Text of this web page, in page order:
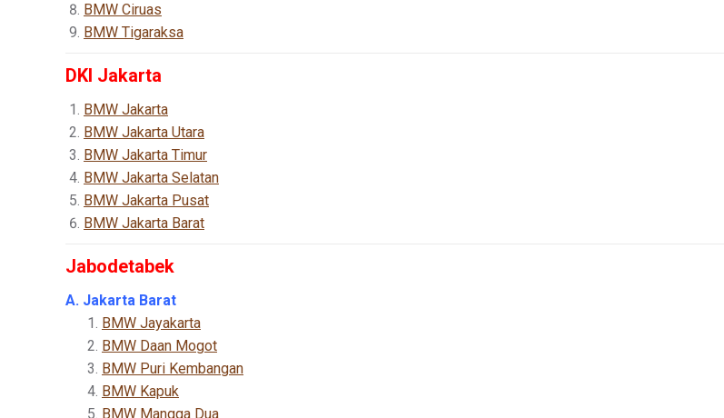
BMW Ciruas
BMW Tigaraksa
DKI Jakarta
BMW Jakarta
BMW Jakarta Utara
BMW Jakarta Timur
BMW Jakarta Selatan
BMW Jakarta Pusat
BMW Jakarta Barat
Jabodetabek
A. Jakarta Barat
BMW Jayakarta
BMW Daan Mogot
BMW Puri Kembangan
BMW Kapuk
BMW Mangga Dua